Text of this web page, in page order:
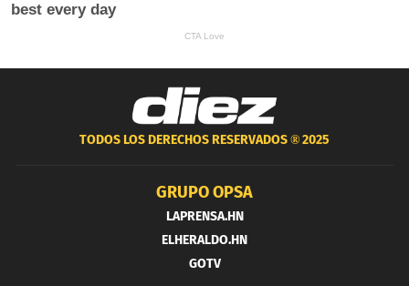
TODOS LOS DERECHOS RESERVADOS ®2025
GRUPO OPSA
LAPRENSA.HN
ELHERALDO.HN
GOTV